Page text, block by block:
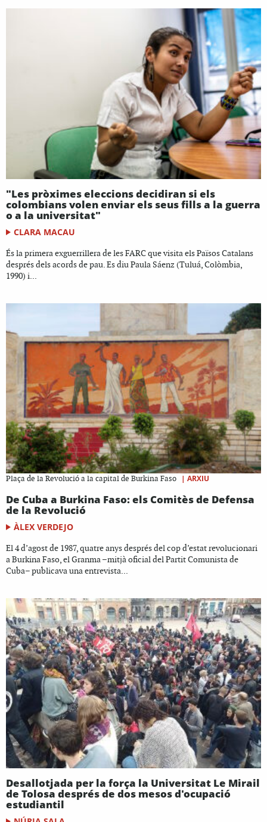
"Les pròximes eleccions decidiran si els
colombians volen enviar els seus fills a la guerra
o a la universitat"
CLARA MACAU
És la primera exguerrillera de les FARC que visita els Països Catalans
després dels acords de pau. Es diu Paula Sáenz (Tuluá, Colòmbia,
1990) i...
Plaça de la Revolució a la capital de Burkina Faso | ARXIU
De Cuba a Burkina Faso: els Comitès de Defensa
de la Revolució
ÀLEX VERDEJO
El 4 d’agost de 1987, quatre anys després del cop d’estat revolucionari
a Burkina Faso, el Granma –mitjà oficial del Partit Comunista de
Cuba– publicava una entrevista...
Desallotjada per la força la Universitat Le Mirail
de Tolosa després de dos mesos d'ocupació
estudiantil